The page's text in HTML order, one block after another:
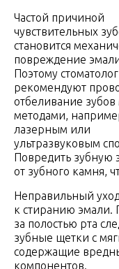
Частой причиной
чувствительных
становится
повреждение
Поэтому
рекомендуют
отбеливание
методами,
лазерным или
ультразвуковым
Повредить зубную
от зубного камня,
Неправильный
к стиранию эмали.
за полостью рта
зубные щетки с
содержащие
компонентов.